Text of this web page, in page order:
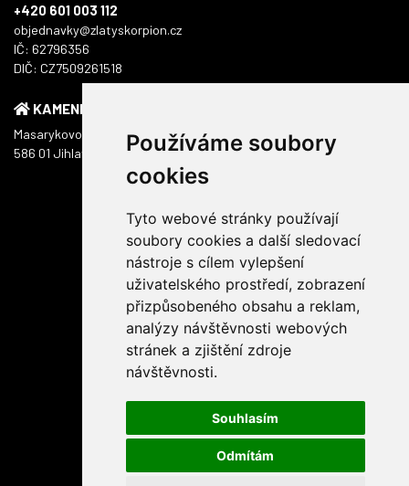
Používáme soubory
cookies
Tyto webové stránky používají
soubory cookies a další sledovací
nástroje s cílem vylepšení
uživatelského prostředí, zobrazení
přizpůsobeného obsahu a reklam,
analýzy návštěvnosti webových
stránek a zjištění zdroje
návštěvnosti.
Souhlasím
Odmítám
+420 601 003 112
objednavky@zlatyskorpion.cz
IČ: 62796356
DIČ: CZ7509261518
KAMENNÁ PRODEJNA
Masarykovo náměstí 1217/51
586 01 Jihlava